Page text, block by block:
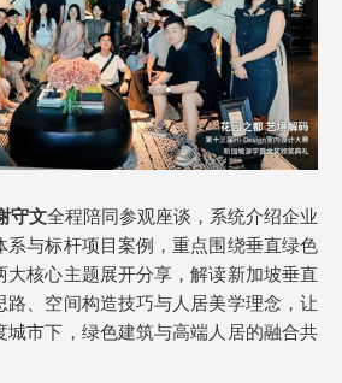
守文全程陪同参观座谈，系统介绍企业
系与标杆项目案例，重点围绕垂直绿色
大核心主题展开分享，解读新加坡垂直
路、空间构造技巧与人居美学理念，让
城市下，绿色建筑与高端人居的融合共